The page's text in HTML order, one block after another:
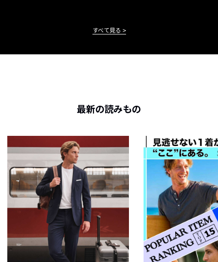
すべて見る
最新の読みもの